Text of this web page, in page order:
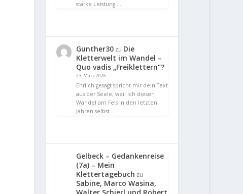
starke Leistung.…
Gunther30 zu Die
Kletterwelt im Wandel –
Quo vadis „Freiklettern“?
23. März 2026
Ehrlich gesagt spricht mir dein Text
aus der Seele, weil ich diesen
Wandel am Fels in den letzten
Jahren selbst…
Gelbeck – Gedankenreise
(7a) – Mein
Klettertagebuch zu
Sabine, Marco Wasina,